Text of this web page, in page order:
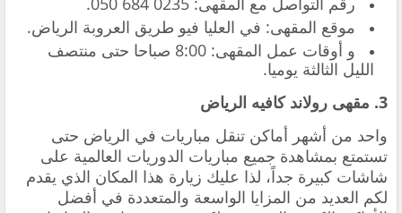
‏موقع المقهى: في العليا فيو طريق العروبة الرياض.
‏و أوقات عمل المقهى: 8:00 صباحا حتى منتصف
الليل الثالثة يوميا.
واحد من أشهر أماكن تنقل مباريات في الرياض ‏حتى
تستمتع بمشاهدة جميع مباريات الدوريات العالمية على
شاشات كبيرة جداً، لذا عليك زيارة هذا المكان الذي يقدم
لكم العديد من المزايا الواسعة والمتعددة في أفضل